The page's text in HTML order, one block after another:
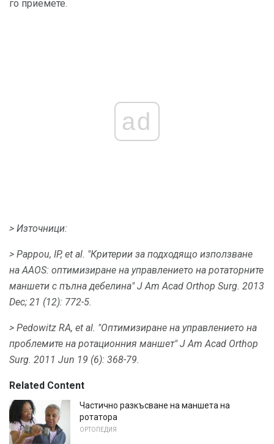
го приемете.
ad
> Източници:
> Pappou, IP, et al. "Критерии за подходящо използване
на AAOS: оптимизиране на управлението на ротаторните
маншети с пълна дебелина" J Am Acad Orthop Surg. 2013
Dec; 21 (12): 772-5.
> Pedowitz RA, et al. "Оптимизиране на управлението на
проблемите на ротационния маншет" J Am Acad Orthop
Surg. 2011 Jun 19 (6): 368-79.
Related Content
Частично разкъсване на маншета на
ротатора
ОРТОПЕДИЯ